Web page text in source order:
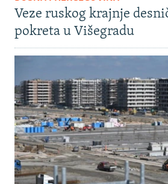
Veze ruskog krajnje
pokreta u Višegradu